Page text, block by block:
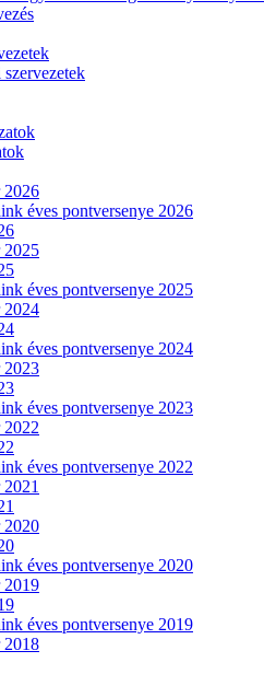
2026
éves pontversenye 2026
2025
éves pontversenye 2025
2024
éves pontversenye 2024
2023
éves pontversenye 2023
2022
éves pontversenye 2022
2020
éves pontversenye 2020
2019
éves pontversenye 2019
2018